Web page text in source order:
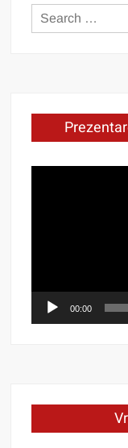
00:00